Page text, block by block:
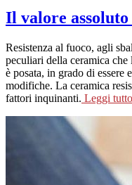
Il valore
Resistenza al fuoco, agli
peculiari della ceramica
è posata, in grado di essere
modifiche. La ceramica
fattori inquinanti. Leggi